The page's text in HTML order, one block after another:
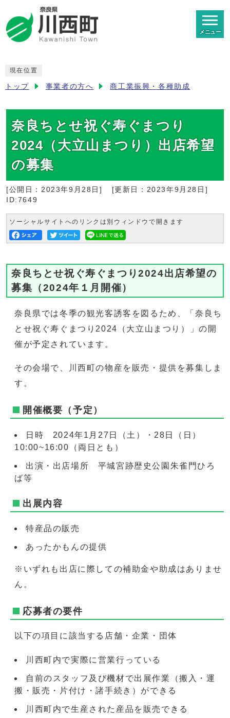
メニュー
現在位置
トップ 事業者の方へ 商工業振興・各種助成
奈良ちとせ祝ぐ寿ぐまつり
2024（大立山まつり）出店希望
の募集
[公開日： 2023年9月28日 ] [更新日： 2023年9月28日 ]
ID:7649
ソーシャルサイトへのリンクは別ウィンドウで開きます
奈良ちとせ祝ぐ寿ぐまつり2024出店希望の
募集（2024年１月開催）
奈良県では冬季の観光客誘客を図るため、「奈良ち
とせ祝ぐ寿ぐまつり2024（大立山まつり）」の開
催が予定されています。
その会場で、川西町の物産を販売・提供を募集しま
す。
開催概要（予定）
日時 2024年1月27日（土）・28日（日）
10:00~16:00（両日とも）
出演・出店場所 平城宮跡歴史公園朱雀門ひろ
ば等
出展内容
特産品の販売
あったかもんの提供
※いずれも出店に際しての補助金や助成はありませ
ん。
応募者の要件
以下の項目に該当する店舗・企業・団体
川西町内で実際に営業行っている
自前のスタッフ及び機材で出展作業（搬入・運
搬・販売・片付け・諸手続き）ができる
川西町内で生産された産品を販売できる